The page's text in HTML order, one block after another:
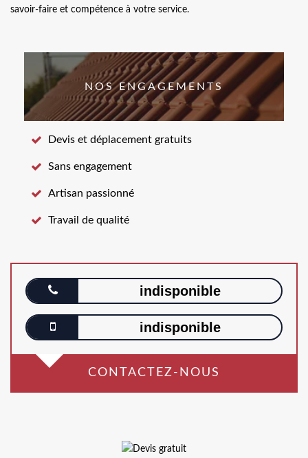
savoir-faire et compétence à votre service.
NOS ENGAGEMENTS
Devis et déplacement gratuits
Sans engagement
Artisan passionné
Travail de qualité
indisponible
indisponible
CONTACTEZ-NOUS